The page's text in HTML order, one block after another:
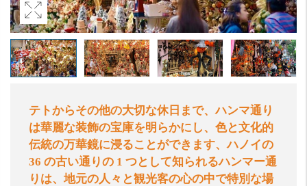
テトからその他の大切な休日まで、ハンマ通り
は華麗な装飾の宝庫を明らかにし、色と文化的
伝統の万華鏡に浸ることができます、ハノイの
36 の古い通りの 1 つとして知られるハンマー通
りは、地元の人々と観光客の心の中で特別な場